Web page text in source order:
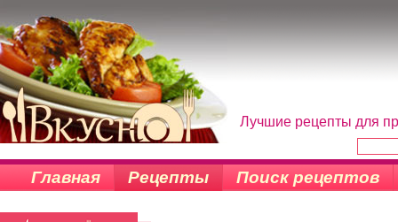
Лучшие рецепты для
Главная Рецепты Поиск рецептов